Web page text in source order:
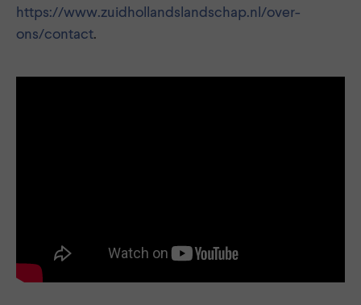
https://www.zuidhollandslandschap.nl/over-
ons/contact.